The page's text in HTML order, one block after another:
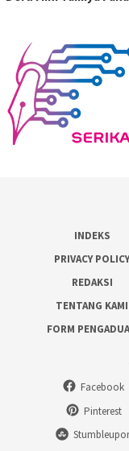
INDEKS
PRIVACY POLICY
REDAKSI
TENTANG KAMI
FORM
Facebook
Pinterest